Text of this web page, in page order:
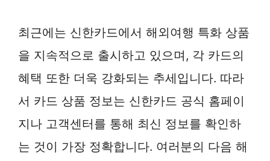
최근에는 신한카드에서 해외여행 특화 상품
을 지속적으로 출시하고 있으며, 각 카드의
혜택 또한 더욱 강화되는 추세입니다. 따라
서 카드 상품 정보는 신한카드 공식 홈페이
지나 고객센터를 통해 최신 정보를 확인하
는 것이 가장 정확합니다. 여러분의 다음 해